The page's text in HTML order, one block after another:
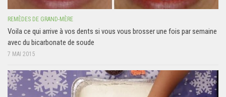
REMÈDES DE GRAND-MÈRE
Voila ce qui arrive à vos dents si vous vous brosser une fois par semaine
avec du bicarbonate de soude
7 MAI 2015